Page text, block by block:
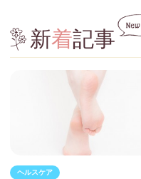
新着記事
ヘルスケア